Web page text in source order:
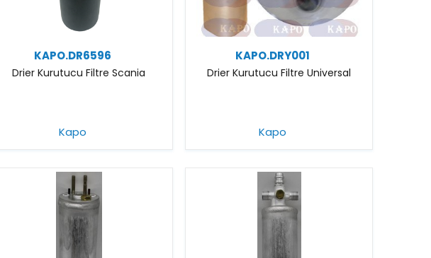
KAPO.DR6596
Drier Kurutucu Filtre Scania
Kapo
KAPO.DRY001
Drier Kurutucu Filtre Universal
Kapo